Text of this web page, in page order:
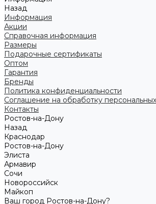
Назад
Информация
Акции
Справочная информация
Размеры
Подарочные сертификаты
Оптом
Гарантия
Бренды
Политика конфиденциальности
Соглашение на обработку
Контакты
Ростов-на-Дону
Назад
Краснодар
Ростов-на-Дону
Элиста
Армавир
Сочи
Новороссийск
Майкоп
Ваш город Ростов-на-Дону?